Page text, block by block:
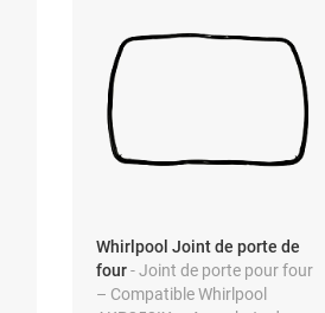
Whirlpool Joint de porte de
four- Joint de porte pour four
– Compatible Whirlpool